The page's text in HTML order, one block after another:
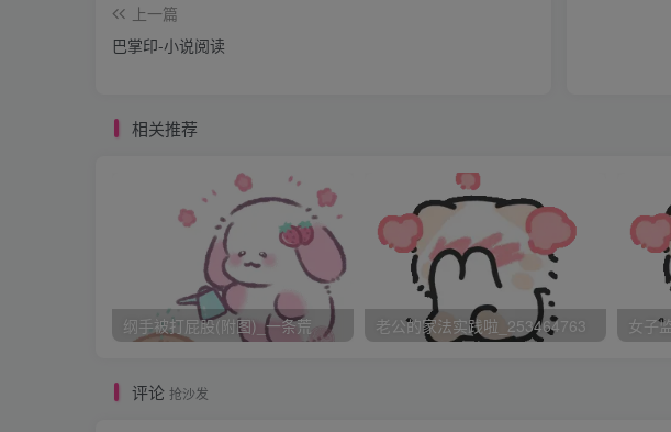
他还那么渴望见到父亲，可是现在却怕得手指发冷，一触及父亲的目
品，云被打得跌出三尺开外，眼前冒起一阵金星，唇齿间扩散着血的
如果换了别的孩子，只怕这一下就会被打昏了，云用手撑着地爬起
此刻没有心情的支持，一股脑的在他体内滋扰，他倔强的想跪得直
听见父亲愤怒的斥责声：
“你这不孝的小奴才！祖母如此疼爱于你，今日若准你投军，怎会不
上一篇
巴掌印-小说阅读
相关推荐
纲手被打屁股(附图)_一条荒 老公的家法实践啦_253464763 女子
评论 抢沙发